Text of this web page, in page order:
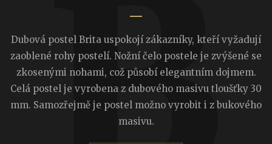
Dubová postel Brita uspokojí zákazníky, kteří vyžadují
zaoblené rohy postelí. Nožní čelo postele je zvýšené se
zkosenými nohami, což působí elegantním dojmem.
Celá postel je vyrobena z dubového masivu tloušťky 30
mm. Samozřejmě je postel možno vyrobit i z bukového
masivu.